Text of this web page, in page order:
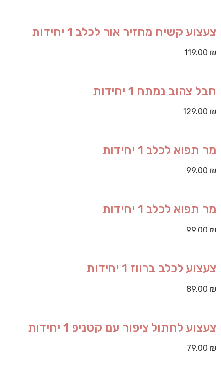
צעצוע קשיח מחזיר אור לכלב 1 יחידות
119.00 ₪
חבל צהוב נמתח 1 יחידות
129.00 ₪
מר תפוא לכלב 1 יחידות
99.00 ₪
מר תפוא לכלב 1 יחידות
99.00 ₪
צעצוע לכלב ברווז 1 יחידות
89.00 ₪
צעצוע לחתול ציפור עם קטניפ 1 יחידות
79.00 ₪